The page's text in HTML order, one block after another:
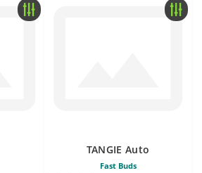
TANGIE Auto
Fast Buds